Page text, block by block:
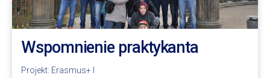
Wspomnienie praktykanta
Projekt: Erasmus+ I